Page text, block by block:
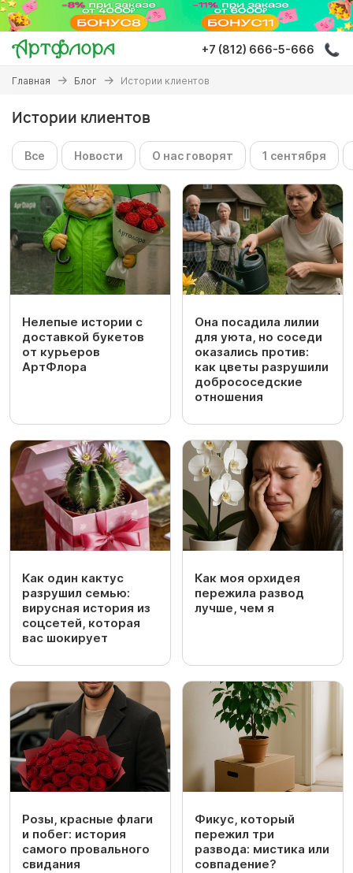
Перейти
основному
содержанию
+7 (812) 666-5-666
Вы
Главная Блог Истории клиентов
Истории клиентов
Все Новости О нас говорят 1 сентября
Нелепые истории с
доставкой букетов
от курьеров
АртФлора
Она посадила лилии
для уюта, но соседи
оказались против:
как цветы разрушили
добрососедские
отношения
Как один кактус
разрушил семью:
вирусная история из
соцсетей, которая
вас шокирует
Как моя орхидея
пережила развод
лучше, чем я
Розы, красные флаги
и побег: история
самого провального
свидания
Фикус, который
пережил три
развода: мистика или
совпадение?